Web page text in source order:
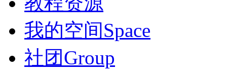
我的空间Space
社团Group